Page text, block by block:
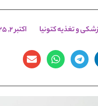
و تغذیه کتونیا اکتبر 2, 2025